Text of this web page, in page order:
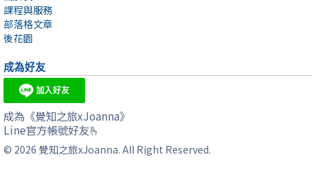
課程與服務
部落格文章
後花園
成為好友
成為《覺知之旅xJoanna》
Line官方帳號好友🫰
© 2026 覺知之旅xJoanna. All Right Reserved.